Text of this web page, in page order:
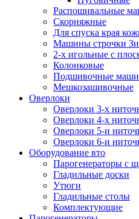
Распошивальные
Скорняжные
Для спуска края
Машины строчки
2-х игольные с
Колонковые
Подшивочные
Мешкозашивочные
Оверлоки
Оверлоки 3-х
Оверлоки 4-х
Оверлоки 5-и
Оверлоки 6-и
Оборудование вто
Парогенераторы с
Гладильные доски
Утюги
Гладильные столы
Комплектующие